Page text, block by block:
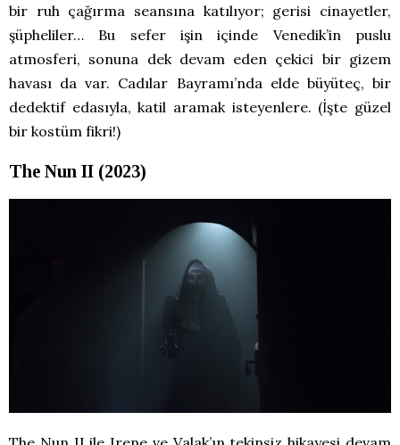
bir ruh çağırma seansına katılıyor; gerisi cinayetler,
şüpheliler… Bu sefer işin içinde Venedik’in puslu
atmosferi, sonuna dek devam eden çekici bir gizem
havası da var. Cadılar Bayramı’nda elde büyüteç, bir
dedektif edasıyla, katil aramak isteyenlere. (İşte güzel
bir kostüm fikri!)
The Nun II (2023)